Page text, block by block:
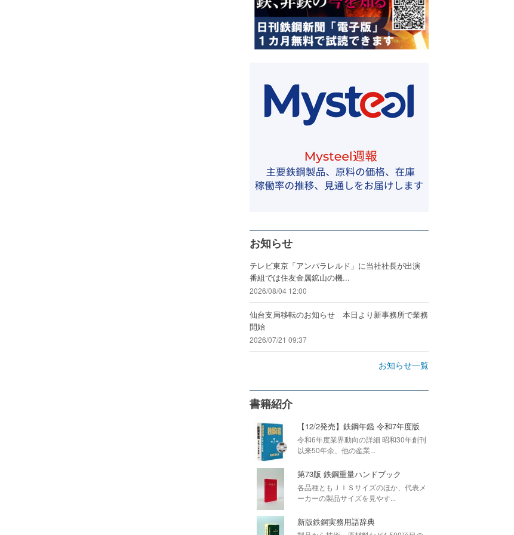
お知らせ
テレビ東京「アンパラレルド」に当社社長が出演
番組では住友金属鉱山の機...
2026/08/04 12:00
仙台支局移転のお知らせ 本日より新事務所で業務
開始
2026/07/21 09:37
お知らせ一覧
書籍紹介
【12/2発売】鉄鋼年鑑 令和7年度版
令和6年度業界動向の詳細 昭和30年創刊
以来50年余、他の産業...
第73版 鉄鋼重量ハンドブック
各品種ともＪＩＳサイズのほか、代表メ
ーカーの製品サイズを見やす...
新版鉄鋼実務用語辞典